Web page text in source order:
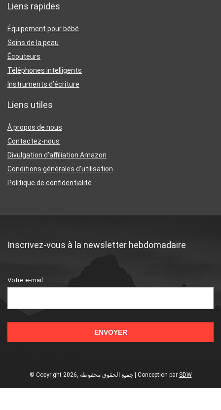
Liens rapides
Équipement pour bébé
Soins de la peau
Écouteurs
Téléphones intelligents
Instruments d’écriture
Liens utiles
À propos de nous
Contactez-nous
Divulgation d’affiliation Amazon
Conditions générales d’utilisation
Politique de confidentialité
Inscrivez-vous à la newsletter hebdomadaire
Votre e-mail
© Copyright 2026, جميع الحقوق محفوظة | Conception par SDW